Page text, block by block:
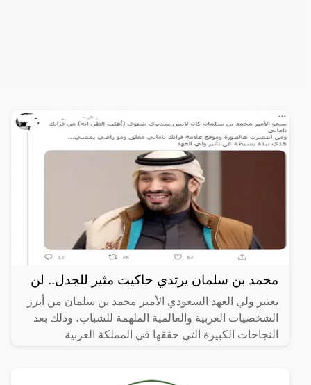
محمد بن سلمان يرتدي جاكيت مثير للجدل.. لن
يعتبر ولي العهد السعودي الأمير محمد بن سلمان من أبرز
الشخصيات العربية والعالمية الملهمة للشباب، وذلك بعد
النجاحات الكبيرة التي حققها في المملكة العربية